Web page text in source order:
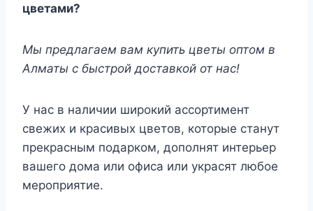
цветами?
Мы предлагаем вам купить цветы оптом в
Алматы с быстрой доставкой от нас!
У нас в наличии широкий ассортимент
свежих и красивых цветов, которые станут
прекрасным подарком, дополнят интерьер
вашего дома или офиса или украсят любое
мероприятие.